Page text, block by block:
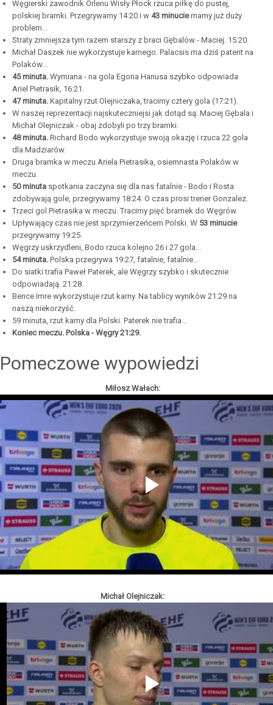
Węgierski zawodnik Orlenu Wisły Płock rzuca piłkę do pustej,
polskiej bramki. Przegrywamy 14:20 i w 43 minuciemamy już duży
problem...
Straty zmniejsza tym razem starszy z braci Gębalów - Maciej. 15:20.
Michał Daszek nie wykorzystuje karnego. Palacsis ma dziś patent na
Polaków...
45 minuta. Wymiana - na gola Egona Hanusa szybko odpowiada
Ariel Pietrasik, 16:21.
47 minuta. Kapitalny rzut Olejniczaka, tracimy cztery gola (17:21).
W naszej reprezentacji najskuteczniejsi jak dotąd są: Maciej Gębala i
Michał Olejniczak - obaj zdobyli po trzy bramki.
48 minuta. Richard Bodo wykorzystuje swoją okazję i rzuca 22 gola
dla Madziarów.
Druga bramka w meczu Ariela Pietrasika, osiemnasta Polaków w
meczu.
50 minuta spotkania zaczyna się dla nas fatalnie - Bodo i Rosta
zdobywają gole, przegrywamy 18:24. O czas prosi trener Gonzalez.
Trzeci gol Pietrasika w meczu. Tracimy pięć bramek do Węgrów.
Upływający czas nie jest sprzymierzeńcem Polski. W 53 minucie
przegrywamy 19:25.
Węgrzy uskrzydleni, Bodo rzuca kolejno 26 i 27 gola...
54 minuta. Polska przegrywa 19:27, fatalnie, fatalnie...
Do siatki trafia Paweł Paterek, ale Węgrzy szybko i skutecznie
odpowiadają. 21:28.
Bence Imre wykorzystuje rzut karny. Na tablicy wyników 21:29 na
naszą niekorzyść.
59 minuta, rzut karny dla Polski. Paterek nie trafia...
Koniec meczu. Polska - Węgry 21:29.
Pomeczowe wypowiedzi
Miłosz Wałach:
Michał Olejniczak: